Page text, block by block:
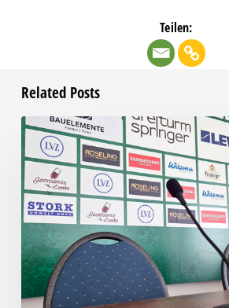
Teilen:
Related Posts
Pressegespräch
vor
RSV
Eintracht
1949
–
Chemie